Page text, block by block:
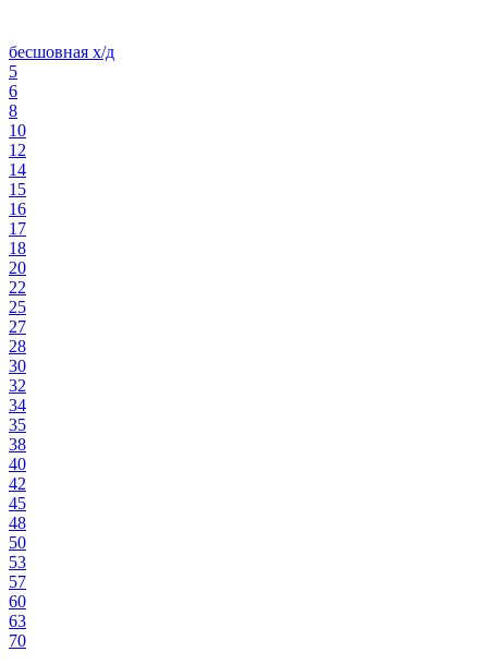
бесшовная х/д
5
6
8
10
12
14
15
16
17
18
20
22
25
27
28
30
32
34
35
38
40
42
45
48
50
53
57
60
63
70